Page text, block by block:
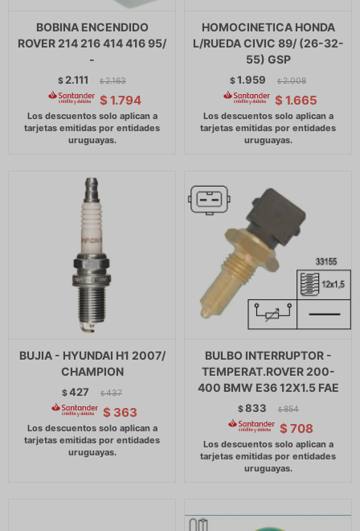
BOBINA ENCENDIDO
ROVER 214 216 414 416 95/
-
$ 2.111 $ 2.163
$ 1.794
HOMOCINETICA HONDA
L/RUEDA CIVIC 89/ (26-32-
55) GSP
$1.959 $ 2.008
$ 1.665
BUJIA - HYUNDAI H1 2007/
CHAMPION
$427 $ 437
$ 363
BULBO INTERRUPTOR -
TEMPERAT.ROVER 200-
400 BMW E36 12X1.5 FAE
$833 $ 854
$ 708